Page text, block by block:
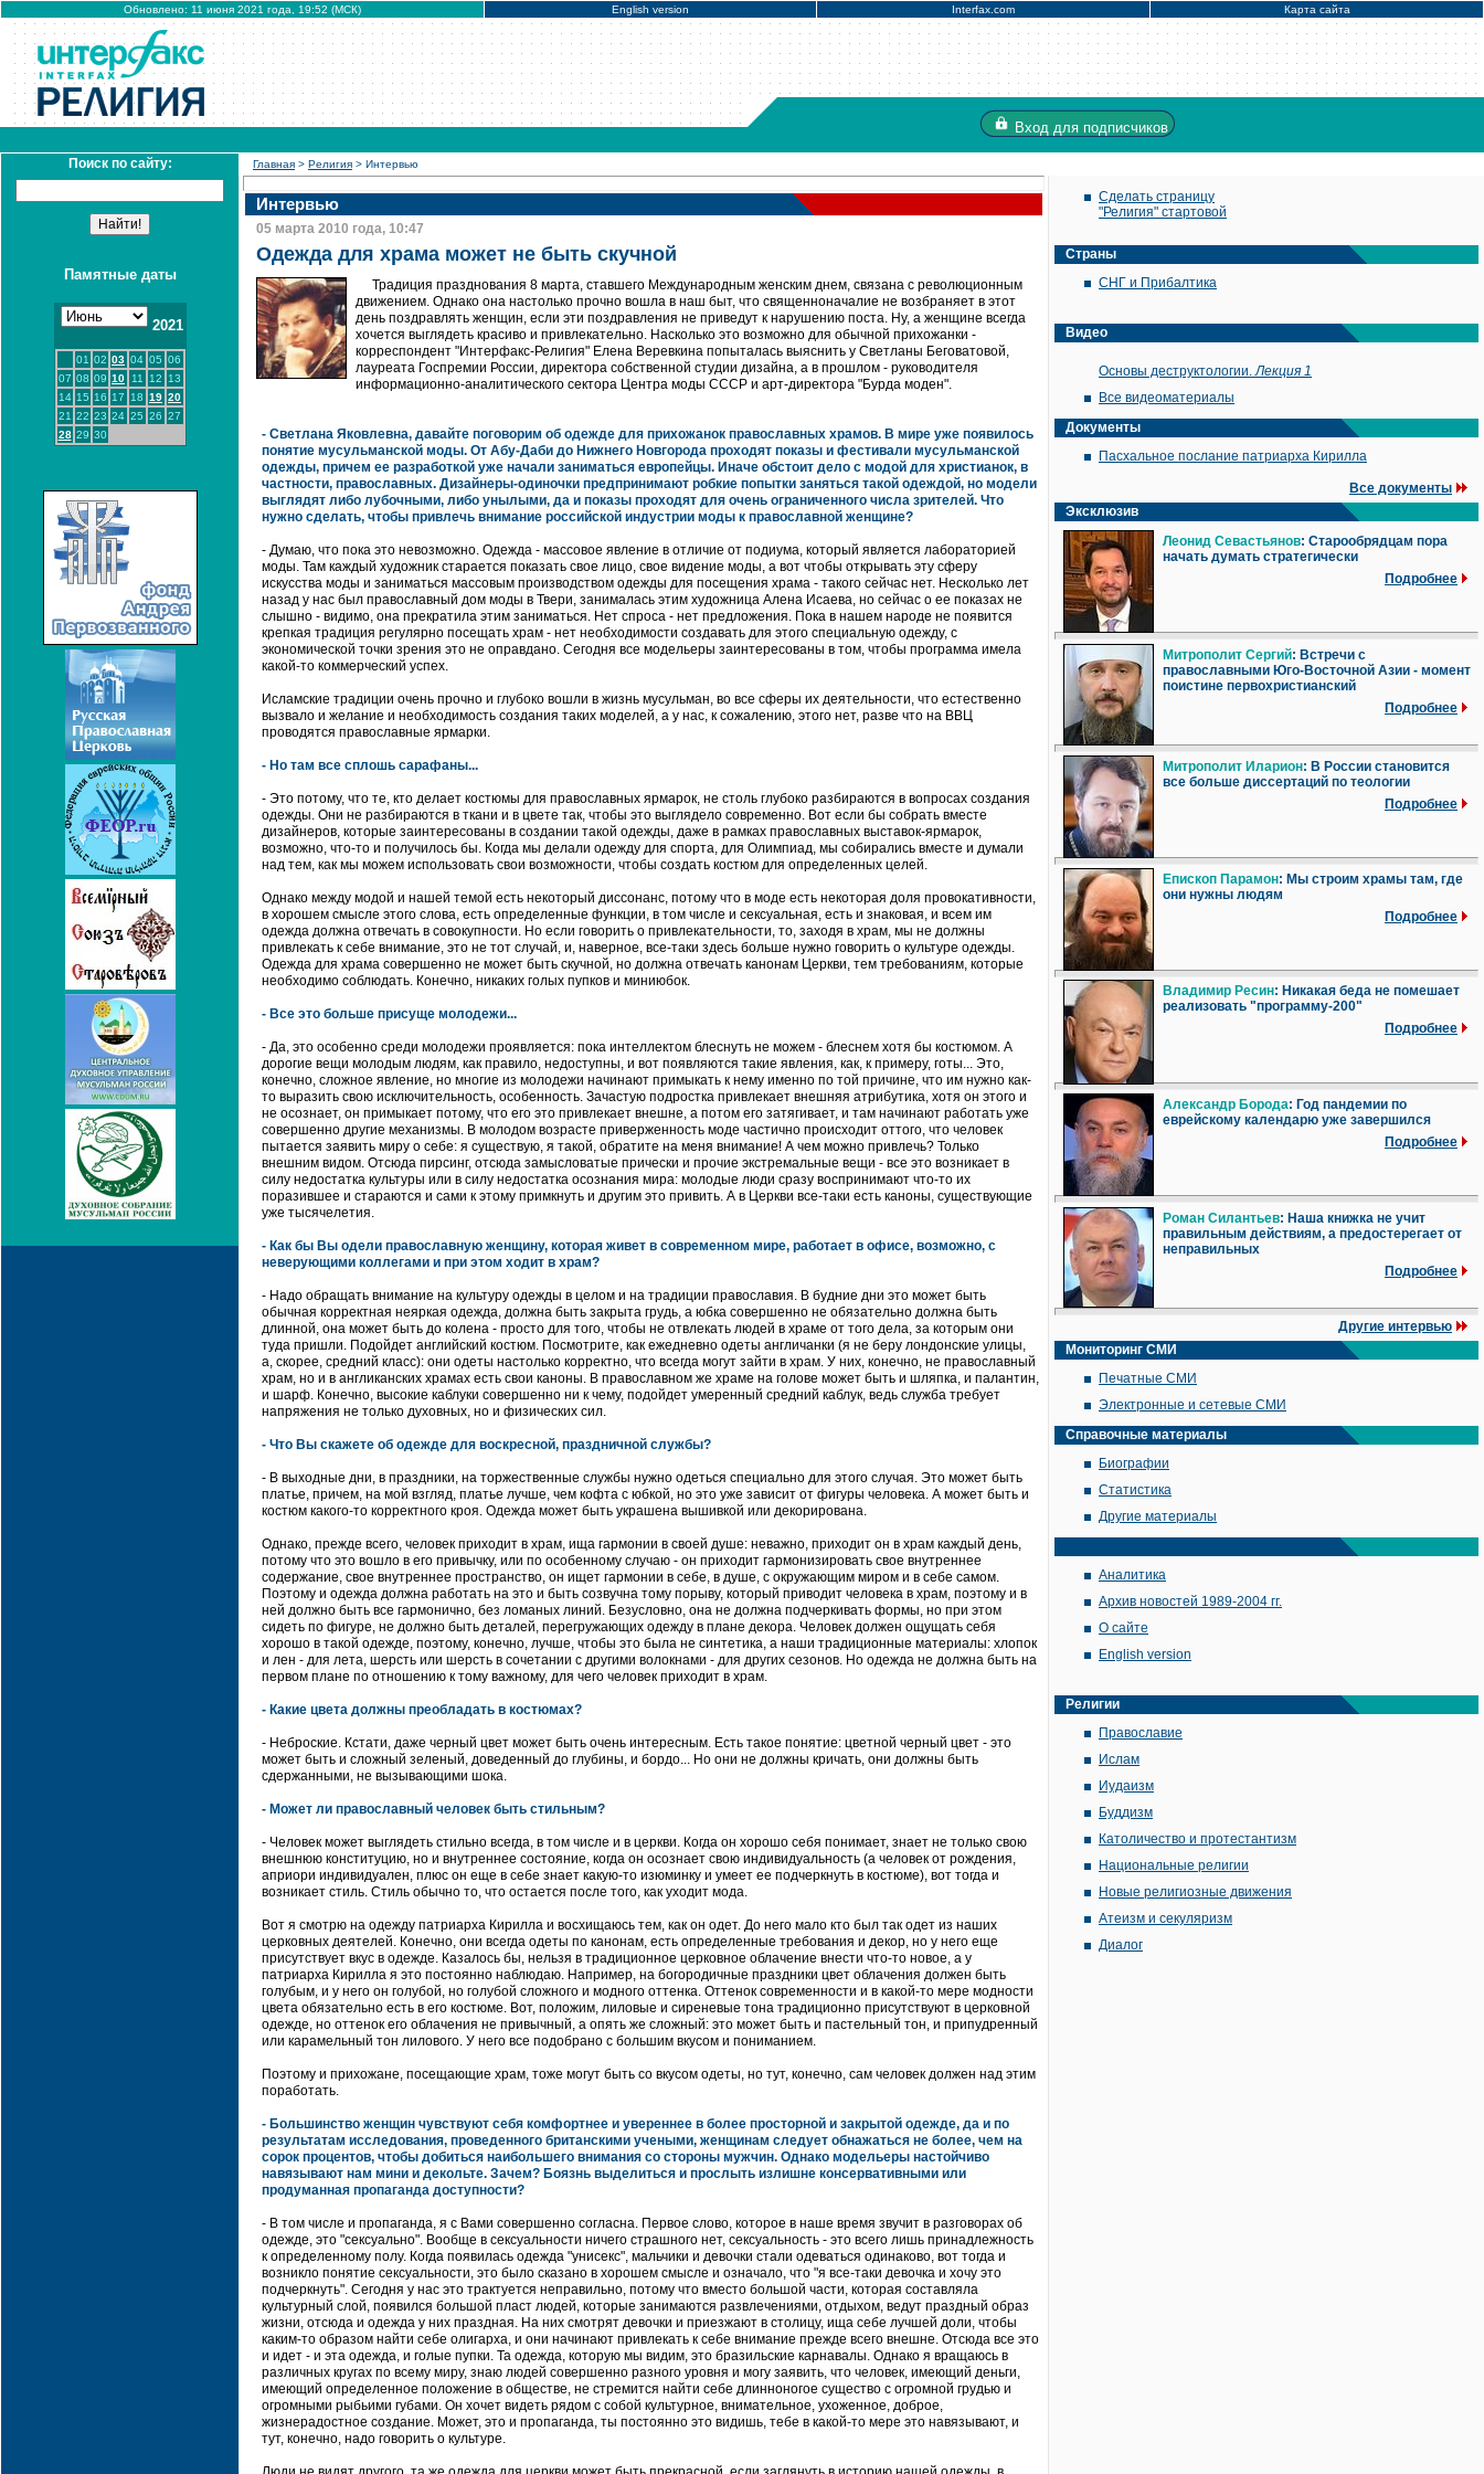
Обновлено: 11 июня 2021 года, 19:52 (МСК) English version Interfax.com Карта сайта
Вход для подписчиков
Поиск по сайту:
Памятные даты
2021
01 02 03 04 05 06
07 08 09 10 11 12
13
14 15 16 17 18 19 20
21 22 23 24 25 26 27
28 29 30
Главная > Религия > Интервью
Интервью
05 марта 2010 года, 10:47
Одежда для храма может не быть скучной
Традиция празднования 8 марта, ставшего Международным женским днем, связана с революционным
движением. Однако она настолько прочно вошла в наш быт, что священноначалие не возбраняет в этот
день поздравлять женщин, если эти поздравления не приведут к нарушению поста. Ну, а женщине всегда
хочется выглядеть красиво и привлекательно. Насколько это возможно для обычной прихожанки -
корреспондент "Интерфакс-Религия" Елена Веревкина попыталась выяснить у Светланы Беговатовой,
лауреата Госпремии России, директора собственной студии дизайна, а в прошлом - руководителя
информационно-аналитического сектора Центра моды СССР и арт-директора "Бурда моден".
- Светлана Яковлевна, давайте поговорим об одежде для прихожанок православных храмов. В мире уже появилось
понятие мусульманской моды. От Абу-Даби до Нижнего Новгорода проходят показы и фестивали мусульманской
одежды, причем ее разработкой уже начали заниматься европейцы. Иначе обстоит дело с модой для христианок, в
частности, православных. Дизайнеры-одиночки предпринимают робкие попытки заняться такой одеждой, но модели
выглядят либо лубочными, либо унылыми, да и показы проходят для очень ограниченного числа зрителей. Что
нужно сделать, чтобы привлечь внимание российской индустрии моды к православной женщине?
- Думаю, что пока это невозможно. Одежда - массовое явление в отличие от подиума, который является лабораторией
моды. Там каждый художник старается показать свое лицо, свое видение моды, а вот чтобы открывать эту сферу
искусства моды и заниматься массовым производством одежды для посещения храма - такого сейчас нет. Несколько лет
назад у нас был православный дом моды в Твери, занималась этим художница Алена Исаева, но сейчас о ее показах не
слышно - видимо, она прекратила этим заниматься. Нет спроса - нет предложения. Пока в нашем народе не появится
крепкая традиция регулярно посещать храм - нет необходимости создавать для этого специальную одежду, с
экономической точки зрения это не оправдано. Сегодня все модельеры заинтересованы в том, чтобы программа имела
какой-то коммерческий успех.
Исламские традиции очень прочно и глубоко вошли в жизнь мусульман, во все сферы их деятельности, что естественно
вызвало и желание и необходимость создания таких моделей, а у нас, к сожалению, этого нет, разве что на ВВЦ
проводятся православные ярмарки.
- Но там все сплошь сарафаны...
- Это потому, что те, кто делает костюмы для православных ярмарок, не столь глубоко разбираются в вопросах создания
одежды. Они не разбираются в ткани и в цвете так, чтобы это выглядело современно. Вот если бы собрать вместе
дизайнеров, которые заинтересованы в создании такой одежды, даже в рамках православных выставок-ярмарок,
возможно, что-то и получилось бы. Когда мы делали одежду для спорта, для Олимпиад, мы собирались вместе и думали
над тем, как мы можем использовать свои возможности, чтобы создать костюм для определенных целей.
Однако между модой и нашей темой есть некоторый диссонанс, потому что в моде есть некоторая доля провокативности,
в хорошем смысле этого слова, есть определенные функции, в том числе и сексуальная, есть и знаковая, и всем им
одежда должна отвечать в совокупности. Но если говорить о привлекательности, то, заходя в храм, мы не должны
привлекать к себе внимание, это не тот случай, и, наверное, все-таки здесь больше нужно говорить о культуре одежды.
Одежда для храма совершенно не может быть скучной, но должна отвечать канонам Церкви, тем требованиям, которые
необходимо соблюдать. Конечно, никаких голых пупков и миниюбок.
- Все это больше присуще молодежи...
- Да, это особенно среди молодежи проявляется: пока интеллектом блеснуть не можем - блеснем хотя бы костюмом. А
дорогие вещи молодым людям, как правило, недоступны, и вот появляются такие явления, как, к примеру, готы... Это,
конечно, сложное явление, но многие из молодежи начинают примыкать к нему именно по той причине, что им нужно как-
то выразить свою исключительность, особенность. Зачастую подростка привлекает внешняя атрибутика, хотя он этого и
не осознает, он примыкает потому, что его это привлекает внешне, а потом его затягивает, и там начинают работать уже
совершенно другие механизмы. В молодом возрасте приверженность моде частично происходит оттого, что человек
пытается заявить миру о себе: я существую, я такой, обратите на меня внимание! А чем можно привлечь? Только
внешним видом. Отсюда пирсинг, отсюда замысловатые прически и прочие экстремальные вещи - все это возникает в
силу недостатка культуры или в силу недостатка осознания мира: молодые люди сразу воспринимают что-то их
поразившее и стараются и сами к этому примкнуть и другим это привить. А в Церкви все-таки есть каноны, существующие
уже тысячелетия.
- Как бы Вы одели православную женщину, которая живет в современном мире, работает в офисе, возможно, с
неверующими коллегами и при этом ходит в храм?
- Надо обращать внимание на культуру одежды в целом и на традиции православия. В будние дни это может быть
обычная корректная неяркая одежда, должна быть закрыта грудь, а юбка совершенно не обязательно должна быть
длинной, она может быть до колена - просто для того, чтобы не отвлекать людей в храме от того дела, за которым они
туда пришли. Подойдет английский костюм. Посмотрите, как ежедневно одеты англичанки (я не беру лондонские улицы,
а, скорее, средний класс): они одеты настолько корректно, что всегда могут зайти в храм. У них, конечно, не православный
храм, но и в англиканских храмах есть свои каноны. В православном же храме на голове может быть и шляпка, и палантин,
и шарф. Конечно, высокие каблуки совершенно ни к чему, подойдет умеренный средний каблук, ведь служба требует
напряжения не только духовных, но и физических сил.
- Что Вы скажете об одежде для воскресной, праздничной службы?
- В выходные дни, в праздники, на торжественные службы нужно одеться специально для этого случая. Это может быть
платье, причем, на мой взгляд, платье лучше, чем кофта с юбкой, но это уже зависит от фигуры человека. А может быть и
костюм какого-то корректного кроя. Одежда может быть украшена вышивкой или декорирована.
Однако, прежде всего, человек приходит в храм, ища гармонии в своей душе: неважно, приходит он в храм каждый день,
потому что это вошло в его привычку, или по особенному случаю - он приходит гармонизировать свое внутреннее
содержание, свое внутреннее пространство, он ищет гармонии в себе, в душе, с окружающим миром и в себе самом.
Поэтому и одежда должна работать на это и быть созвучна тому порыву, который приводит человека в храм, поэтому и в
ней должно быть все гармонично, без ломаных линий. Безусловно, она не должна подчеркивать формы, но при этом
сидеть по фигуре, не должно быть деталей, перегружающих одежду в плане декора. Человек должен ощущать себя
хорошо в такой одежде, поэтому, конечно, лучше, чтобы это была не синтетика, а наши традиционные материалы: хлопок
и лен - для лета, шерсть или шерсть в сочетании с другими волокнами - для других сезонов. Но одежда не должна быть на
первом плане по отношению к тому важному, для чего человек приходит в храм.
- Какие цвета должны преобладать в костюмах?
- Неброские. Кстати, даже черный цвет может быть очень интересным. Есть такое понятие: цветной черный цвет - это
может быть и сложный зеленый, доведенный до глубины, и бордо... Но они не должны кричать, они должны быть
сдержанными, не вызывающими шока.
- Может ли православный человек быть стильным?
- Человек может выглядеть стильно всегда, в том числе и в церкви. Когда он хорошо себя понимает, знает не только свою
внешнюю конституцию, но и внутреннее состояние, когда он осознает свою индивидуальность (а человек от рождения,
априори индивидуален, плюс он еще в себе знает какую-то изюминку и умеет ее подчеркнуть в костюме), вот тогда и
возникает стиль. Стиль обычно то, что остается после того, как уходит мода.
Вот я смотрю на одежду патриарха Кирилла и восхищаюсь тем, как он одет. До него мало кто был так одет из наших
церковных деятелей. Конечно, они всегда одеты по канонам, есть определенные требования и декор, но у него еще
присутствует вкус в одежде. Казалось бы, нельзя в традиционное церковное облачение внести что-то новое, а у
патриарха Кирилла я это постоянно наблюдаю. Например, на богородичные праздники цвет облачения должен быть
голубым, и у него он голубой, но голубой сложного и модного оттенка. Оттенок современности и в какой-то мере модности
цвета обязательно есть в его костюме. Вот, положим, лиловые и сиреневые тона традиционно присутствуют в церковной
одежде, но оттенок его облачения не привычный, а опять же сложный: это может быть и пастельный тон, и припудренный
или карамельный тон лилового. У него все подобрано с большим вкусом и пониманием.
Поэтому и прихожане, посещающие храм, тоже могут быть со вкусом одеты, но тут, конечно, сам человек должен над этим
поработать.
- Большинство женщин чувствуют себя комфортнее и увереннее в более просторной и закрытой одежде, да и по
результатам исследования, проведенного британскими учеными, женщинам следует обнажаться не более, чем на
сорок процентов, чтобы добиться наибольшего внимания со стороны мужчин. Однако модельеры настойчиво
навязывают нам мини и декольте. Зачем? Боязнь выделиться и прослыть излишне консервативными или
продуманная пропаганда доступности?
- В том числе и пропаганда, я с Вами совершенно согласна. Первое слово, которое в наше время звучит в разговорах об
одежде, это "сексуально". Вообще в сексуальности ничего страшного нет, сексуальность - это всего лишь принадлежность
к определенному полу. Когда появилась одежда "унисекс", мальчики и девочки стали одеваться одинаково, вот тогда и
возникло понятие сексуальности, это было сказано в хорошем смысле и означало, что "я все-таки девочка и хочу это
подчеркнуть". Сегодня у нас это трактуется неправильно, потому что вместо большой части, которая составляла
культурный слой, появился большой пласт людей, которые занимаются развлечениями, отдыхом, ведут праздный образ
жизни, отсюда и одежда у них праздная. На них смотрят девочки и приезжают в столицу, ища себе лучшей доли, чтобы
каким-то образом найти себе олигарха, и они начинают привлекать к себе внимание прежде всего внешне. Отсюда все это
и идет - и эта одежда, и голые пупки. Та одежда, которую мы видим, это бразильские карнавалы. Однако я вращаюсь в
различных кругах по всему миру, знаю людей совершенно разного уровня и могу заявить, что человек, имеющий деньги,
имеющий определенное положение в обществе, не стремится найти себе длинноногое существо с огромной грудью и
огромными рыбьими губами. Он хочет видеть рядом с собой культурное, внимательное, ухоженное, доброе,
жизнерадостное создание. Может, это и пропаганда, ты постоянно это видишь, тебе в какой-то мере это навязывают, и
тут, конечно, надо говорить о культуре.
Сделать страницу
"Религия" стартовой
Страны
СНГ и Прибалтика
Видео
Основы деструктологии.Лекция 1
Все видеоматериалы
Документы
Пасхальное послание патриарха Кирилла
Все документы
Эксклюзив
Леонид Севастьянов: Старообрядцам пора
начать думать стратегически
Подробнее
Митрополит Сергий: Встречи с
православными Юго-Восточной Азии - момент
поистине первохристианский
Подробнее
Митрополит Иларион: В России становится
все больше диссертаций по теологии
Подробнее
Епископ Парамон: Мы строим храмы там, где
они нужны людям
Подробнее
Владимир Ресин: Никакая беда не помешает
реализовать "программу-200"
Подробнее
Александр Борода: Год пандемии по
еврейскому календарю уже завершился
Подробнее
Роман Силантьев: Наша книжка не учит
правильным действиям, а предостерегает от
неправильных
Подробнее
Другие интервью
Мониторинг СМИ
Печатные СМИ
Электронные и сетевые СМИ
Справочные материалы
Биографии
Статистика
Другие материалы
Аналитика
Архив новостей 1989-2004 гг.
О сайте
English version
Религии
Православие
Ислам
Иудаизм
Буддизм
Католичество и протестантизм
Национальные религии
Новые религиозные движения
Атеизм и секуляризм
Диалог